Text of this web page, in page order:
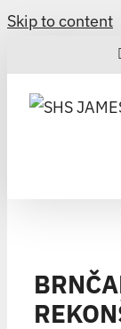
Skip to content